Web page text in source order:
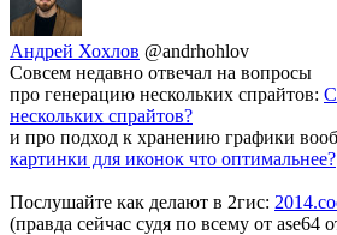
Андрей Хохлов @andrhohlov
Совсем недавно отвечал на вопросы
про генерацию нескольких спрайтов:
нескольких спрайтов?
и про подход к хранению графики
картинки для иконок что оптимальнее?
Послушайте как делают в 2гис:
(правда сейчас судя по всему от ase64